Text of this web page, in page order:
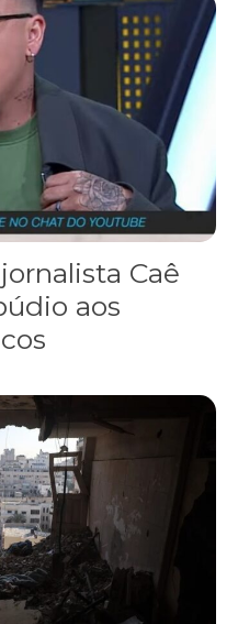
Caê
aos
o Conselho da Paz